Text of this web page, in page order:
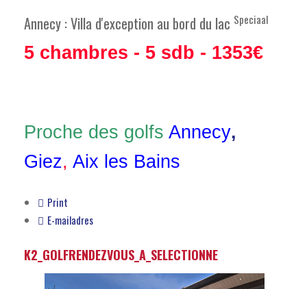
Annecy : Villa d'exception au bord du lac Speciaal
5 chambres - 5 sdb - 1353€
Proche des golfs Annecy,
Giez, Aix les Bains
Print
E-mailadres
K2_GOLFRENDEZVOUS_A_SELECTIONNE